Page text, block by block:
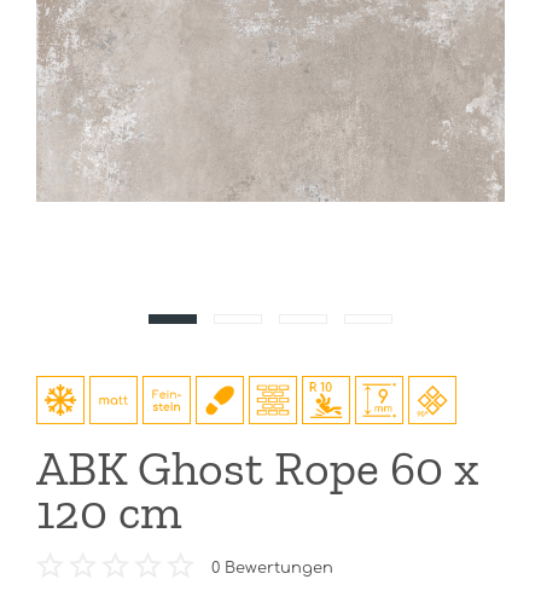
ABK Ghost Rope 60 x
120 cm
0 Bewertungen